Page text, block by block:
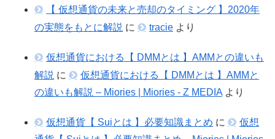
【 仮想通貨の未来と売却のタイミング 】2020年
の実態をもとに解説 に tracie より
仮想通貨における【 DMMとは 】AMMとの違いも
解説 に
仮想通貨における【 DMMとは 】AMMと
の違いも解説 – Miories | Miories - Z MEDIA より
仮想通貨【 Suiとは 】必要知識まとめ に
仮想